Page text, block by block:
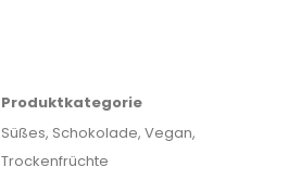
Produktkategorie
Süßes, Schokolade, Vegan,
Trockenfrüchte